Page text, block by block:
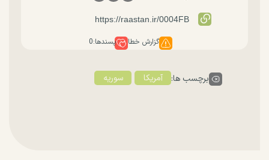
گزارش خطا پسندها:0
برچسب ها: آمریکا سوریه